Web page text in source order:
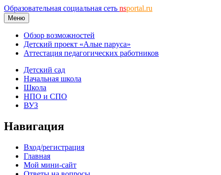
Образовательная социальная сеть nsportal.ru
Меню
Обзор возможностей
Детский проект «Алые паруса»
Аттестация педагогических работников
Детский сад
Начальная школа
Школа
НПО и СПО
ВУЗ
Навигация
Вход/регистрация
Главная
Мой мини-сайт